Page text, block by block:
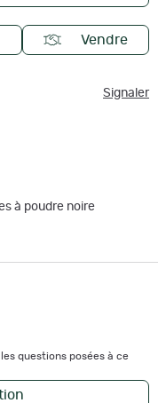
Vendre
Signaler
à poudre noire
questions posées à ce